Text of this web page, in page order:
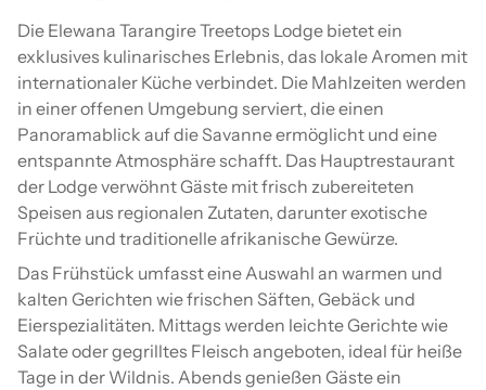
Die Elewana Tarangire Treetops Lodge bietet ein
exklusives kulinarisches Erlebnis, das lokale Aromen mit
internationaler Küche verbindet. Die Mahlzeiten werden
in einer offenen Umgebung serviert, die einen
Panoramablick auf die Savanne ermöglicht und eine
entspannte Atmosphäre schafft. Das Hauptrestaurant
der Lodge verwöhnt Gäste mit frisch zubereiteten
Speisen aus regionalen Zutaten, darunter exotische
Früchte und traditionelle afrikanische Gewürze.
Das Frühstück umfasst eine Auswahl an warmen und
kalten Gerichten wie frischen Säften, Gebäck und
Eierspezialitäten. Mittags werden leichte Gerichte wie
Salate oder gegrilltes Fleisch angeboten, ideal für heiße
Tage in der Wildnis. Abends genießen Gäste ein